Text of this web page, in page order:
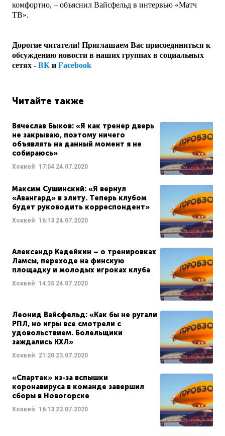
комфортно, – объяснил Вайсфельд в интервью «Матч
ТВ».
Дорогие читатели! Приглашаем Вас присоединиться к
обсуждению новости в наших группах в социальных
сетях - ВК и Facebook
Читайте также
Вячеслав Быков: «Я как тренер дверь
не закрываю, поэтому ничего
объявлять на данный момент я не
собираюсь»
Хоккей 17:04 24.07.2020
Максим Сушинский: «Я вернул
«Авангард» в элиту. Теперь клубом
будет руководить корреспондент»
Хоккей 16:13 24.07.2020
Александр Кадейкин – о тренировках
Ламсы, переходе на финскую
площадку и молодых игроках клуба
Хоккей 14:35 24.07.2020
Леонид Вайсфельд: «Как бы не ругали
РПЛ, но игры все смотрели с
удовольствием. Болельщики
заждались КХЛ»
Хоккей 21:20 23.07.2020
«Спартак» из-за вспышки
коронавируса в команде завершил
сборы в Новогорске
Хоккей 16:13 23.07.2020